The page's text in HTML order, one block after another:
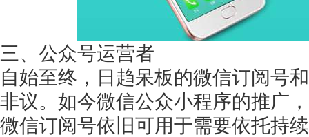
三、公众号运营者
自始至终，日趋呆板的微信订阅号
非议。如今微信公众小程序的推广
微信订阅号依旧可用于需要依托持